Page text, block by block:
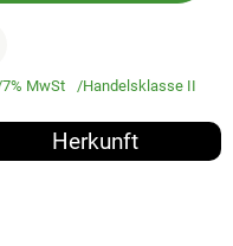
7% MwSt Handelsklasse II
Herkunft